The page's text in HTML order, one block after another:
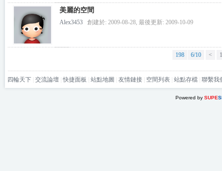
美麗的空間
Alex3453 創建於: 2009-08-28, 最後更新: 2009-10-09
198 6/10 < 1
四輪天下 交流論壇 |快捷面板 站點地圖 友情鏈接 空間列表 站點存檔 聯繫我
Powered by SUPE